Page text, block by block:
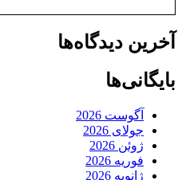
آخرین دیدگاه‌ها
بایگانی‌ها
آگوست 2026
جولای 2026
ژوئن 2026
فوریه 2026
ژانویه 2026